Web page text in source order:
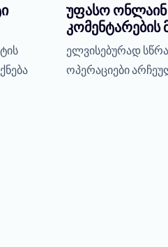
უფასო
კომენტარების
ელვისებურად
ოპერაციები